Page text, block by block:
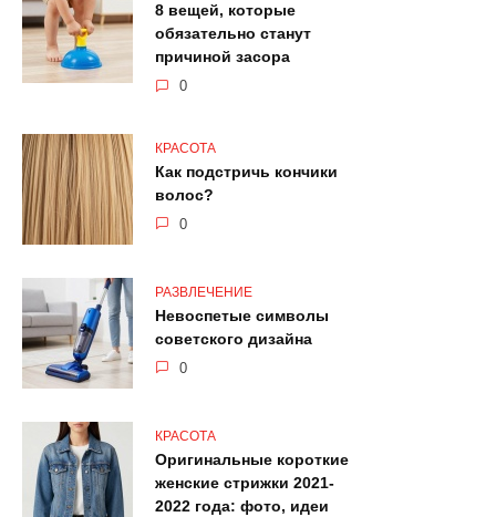
8 вещей, которые
обязательно станут
причиной засора
0
КРАСОТА
Как подстричь кончики
волос?
0
РАЗВЛЕЧЕНИЕ
Невоспетые символы
советского дизайна
0
КРАСОТА
Оригинальные короткие
женские стрижки 2021-
2022 года: фото, идеи